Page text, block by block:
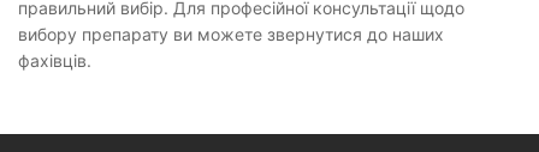
правильний вибір. Для професійної консультації щодо
вибору препарату ви можете звернутися до наших
фахівців.